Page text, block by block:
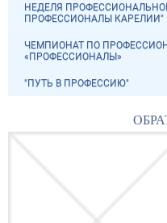
НЕДЕЛЯ
ПРОФЕССИОНАЛЫ КАРЕЛИИ"
ЧЕМПИОНАТ ПО
«ПРОФЕССИОНАЛЫ»
"ПУТЬ В ПРОФЕССИЮ"